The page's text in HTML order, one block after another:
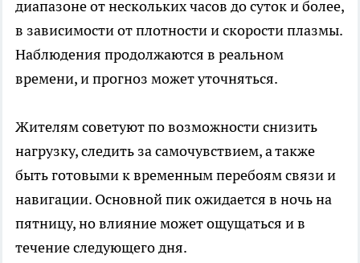
диапазоне от нескольких часов до суток и более,
в зависимости от плотности и скорости плазмы.
Наблюдения продолжаются в реальном
времени, и прогноз может уточняться.
Жителям советуют по возможности снизить
нагрузку, следить за самочувствием, а также
быть готовыми к временным перебоям связи и
навигации. Основной пик ожидается в ночь на
пятницу, но влияние может ощущаться и в
течение следующего дня.